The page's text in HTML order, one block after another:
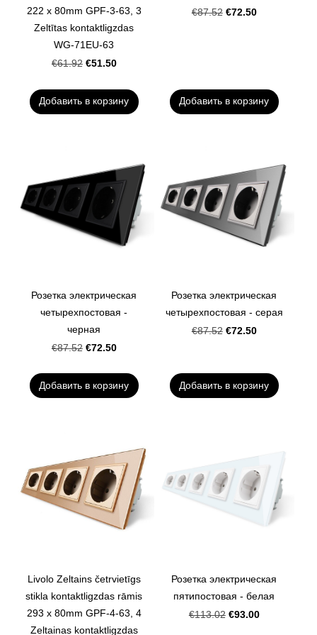
222 x 80mm GPF-3-63, 3
Zeltītas kontaktligzdas
WG-71EU-63
€61.92 €51.50
Добавить в корзину
€87.52 €72.50
Добавить в корзину
Розетка электрическая
четырехпостовая -
черная
€87.52 €72.50
Добавить в корзину
Розетка электрическая
четырехпостовая - серая
€87.52 €72.50
Добавить в корзину
Livolo Zeltains četrvietīgs
stikla kontaktligzdas rāmis
293 x 80mm GPF-4-63, 4
Zeltainas kontaktligzdas
Розетка электрическая
пятипостовая - белая
€113.02 €93.00